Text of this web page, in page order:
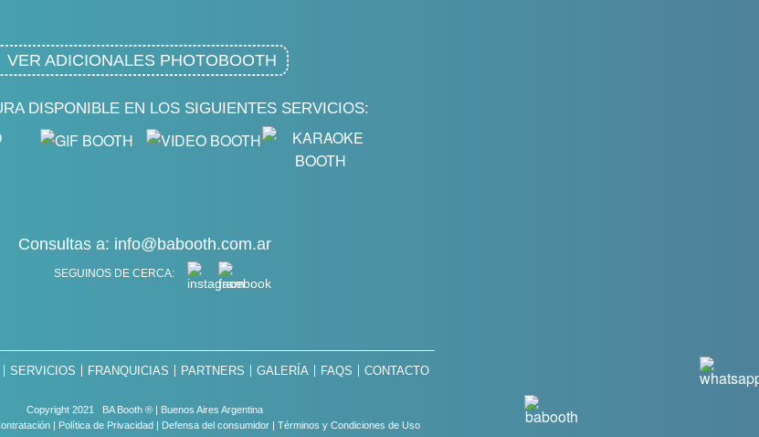
VER ADICIONALES PHOTOBOOTH
DISPONIBLE EN LOS SIGUIENTES SERVICIOS:
Consultas a: info@babooth.com.ar
SEGUINOS DE CERCA:
SERVICIOS FRANQUICIAS PARTNERS GALERÍA FAQS CONTACTO
Copyright 2021 BA Booth ® | Buenos Aires Argentina
Política de Privacidad Defensa del consumidor |Términos y Condiciones de Uso